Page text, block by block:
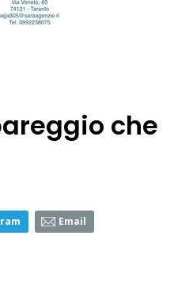
che
Email